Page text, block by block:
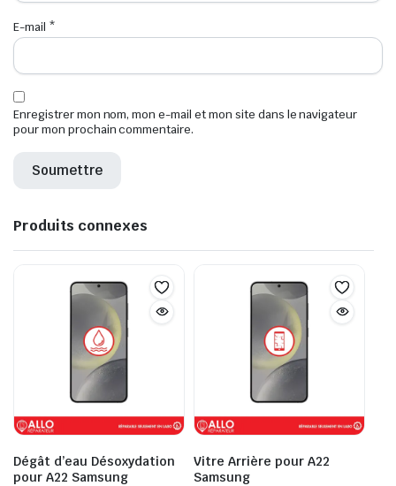
E-mail *
Enregistrer mon nom, mon e-mail et mon site dans le navigateur
pour mon prochain commentaire.
Produits connexes
Dégât d’eau Désoxydation
pour A22 Samsung
Vitre Arrière pour A22
Samsung